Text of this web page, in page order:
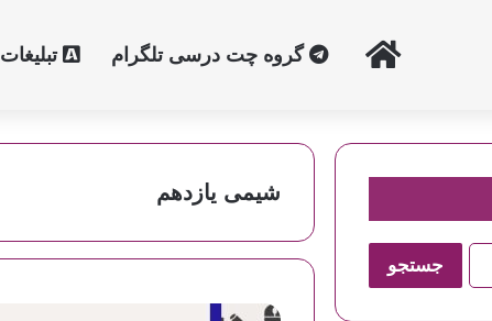
خانه گروه چت درسی تلگرام تبلیغات
شیمی یازدهم
جستجو
برای: